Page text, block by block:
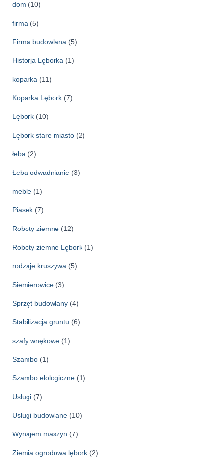
dom (10)
firma (5)
Firma budowlana (5)
Historja Lęborka (1)
koparka (11)
Koparka Lębork (7)
Lębork (10)
Lębork stare miasto (2)
łeba (2)
Łeba odwadnianie (3)
meble (1)
Piasek (7)
Roboty ziemne (12)
Roboty ziemne Lębork (1)
rodzaje kruszywa (5)
Siemierowice (3)
Sprzęt budowlany (4)
Stabilizacja gruntu (6)
szafy wnękowe (1)
Szambo (1)
Szambo elologiczne (1)
Usługi (7)
Usługi budowlane (10)
Wynajem maszyn (7)
Ziemia ogrodowa lębork (2)